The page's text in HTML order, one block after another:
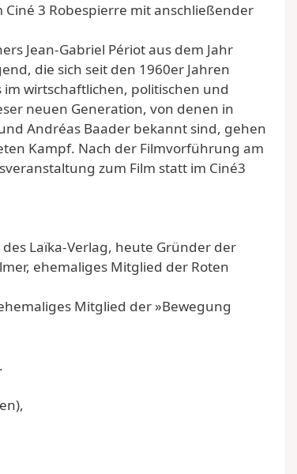
3 Robespierre mit anschließender
Jean-Gabriel Périot aus dem Jahr
die sich seit den 1960er Jahren
wirtschaftlichen, politischen und
neuen Generation, von denen in
Andréas Baader bekannt sind, gehen
Kampf. Nach der Filmvorführung am
zum Film statt im Ciné3
Laïka-Verlag, heute Gründer der
ehemaliges Mitglied der Roten
Mitglied der »Bewegung